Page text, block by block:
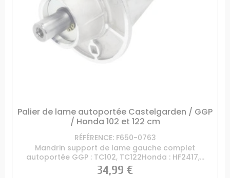
Palier de lame autoportée Castelgarden / GGP
/ Honda 102 et 122 cm
RÉFÉRENCE: F650-0763
Mandrin support de lame gauche complet
autoportée GGP : TC102, TC122Honda : HF2417,...
Prix
34,99 €